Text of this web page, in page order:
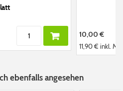
10,00 €
11,90 €inkl.
ebenfalls angesehen